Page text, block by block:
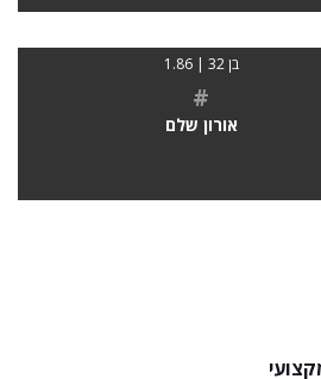
בן 32 | 1.86
#
אורון שלם